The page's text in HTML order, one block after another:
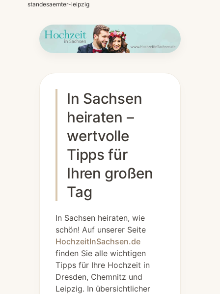
standesaemter-leipzig
In Sachsen
heiraten –
wertvolle
Tipps für
Ihren großen
Tag
In Sachsen heiraten, wie
schön! Auf unserer Seite
HochzeitInSachsen.de
finden Sie alle wichtigen
Tipps für Ihre Hochzeit in
Dresden, Chemnitz und
Leipzig. In übersichtlicher